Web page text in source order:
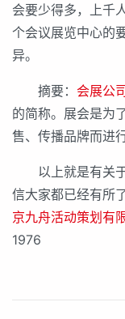
会要少得多，上千
个会议展览中心的
异。
摘要： 会展公
的简称。展会是为
售、传播品牌而进
以上就是有关
信大家都已经有所
京九舟活动策划有
1976